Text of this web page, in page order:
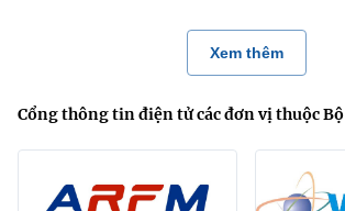
Xem thêm
Cổng thông tin điện tử các đơn vị thuộc Bộ